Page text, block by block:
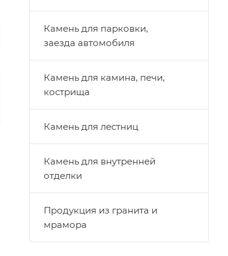
Камень для парковки,
заезда автомобиля
Камень для камина, печи,
кострища
Камень для лестниц
Камень для внутренней
отделки
Продукция из гранита и
мрамора